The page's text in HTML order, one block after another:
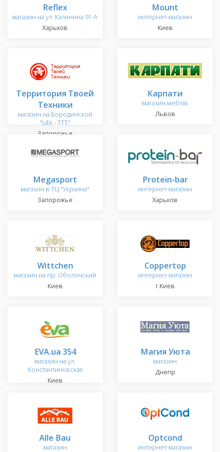
Reflex
магазин на ул. Калинина 91-А
Харьков
Mount
интернет-магазин
Киев
Территория Твоей
Техники
магазин на Бородинской
"Life - TTT"
Запорожье
Карпати
магазин меблів
Львов
Megasport
магазин в ТЦ "Украина"
Запорожье
Protein-bar
интернет-магазин
Харьков
Wittchen
магазин на пр. Оболонский
Киев
Coppertop
интернет-магазин
г.Киев
EVA.ua 354
магазин на ул.
Константиновская
Киев
Магия Уюта
магазин
Днепр
Alle Bau
магазин
Optcond
интернет-магазин